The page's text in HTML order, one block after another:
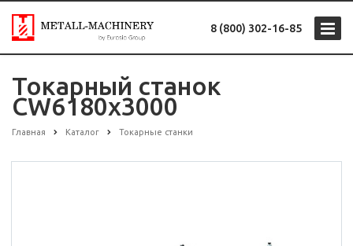
8 (800) 302-16-85
Токарный станок
CW6180x3000
Главная Каталог Токарные станки